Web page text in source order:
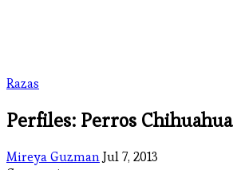
Razas
Perfiles: Perros Chihuahua
Mireya GuzmanJul 7, 2013